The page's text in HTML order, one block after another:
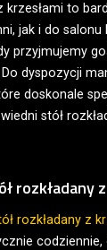
krzesłami to
jak i do salonu
przyjmujemy
Do dyspozycji
doskonale
stół
rozkładany
rozkładany z
codziennie,